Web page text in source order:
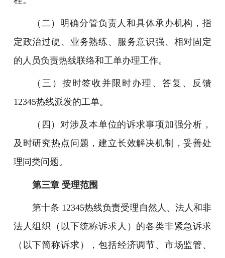
（二）明确分管负责人和具体承办机构，指
定政治过硬、业务熟练、服务意识强、相对固定
的人员负责热线联络和工单办理工作。
（三）按时签收并限时办理、答复、反馈
12345热线派发的工单。
（四）对涉及本单位的诉求事项加强分析，
及时研究热点问题，建立长效解决机制，妥善处
理同类问题。
第三章 受理范围
第十条 12345热线负责受理自然人、法人和非
法人组织（以下统称诉求人）的各类非紧急诉求
（以下简称诉求），包括经济调节、市场监管、